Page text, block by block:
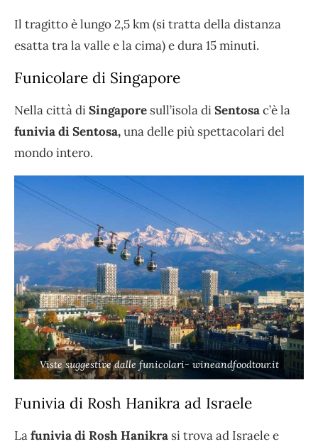
Il tragitto è lungo 2,5 km (si tratta della distanza
esatta tra la valle e la cima) e dura 15 minuti.
Funicolare di Singapore
Nella città diSingapore sull’isola diSentosac’è la
funivia di Sentosa,una delle più spettacolari del
mondo intero.
Viste suggestive dalle funicolari- wineandfoodtour.it
Funivia di Rosh Hanikra ad Israele
Lafunivia di Rosh Hanikra si trova ad Israele e